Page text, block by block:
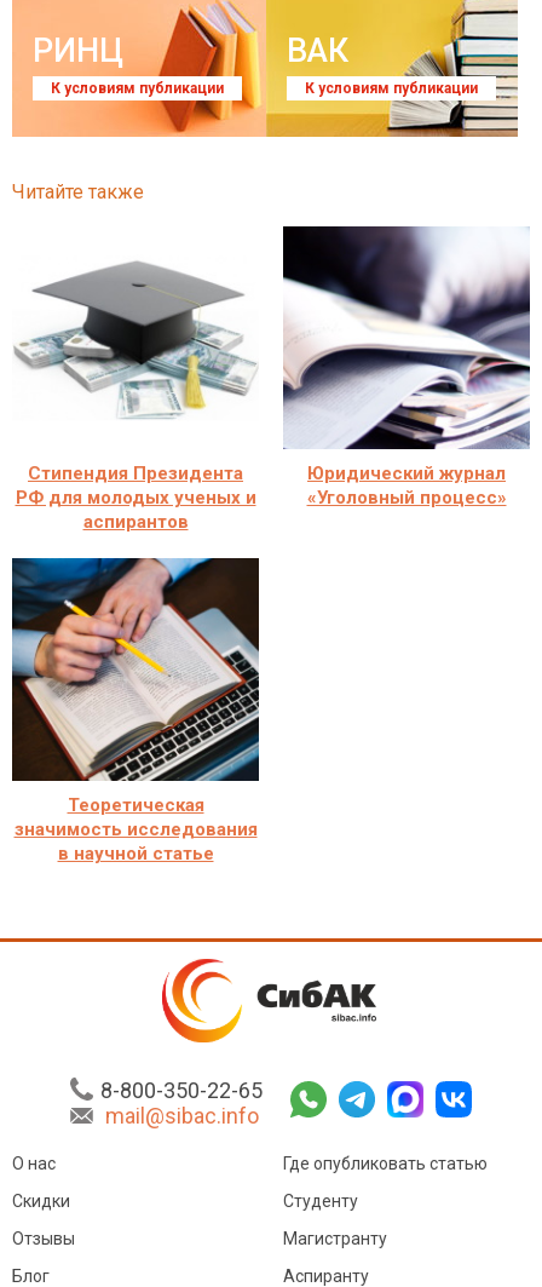
РИНЦ
К условиям публикации
ВАК
К условиям публикации
Читайте также
Стипендия Президента
РФ для молодых ученых и
аспирантов
Юридический журнал
«Уголовный процесс»
Теоретическая
значимость исследования
в научной статье
8-800-350-22-65
mail@sibac.info
О нас
Скидки
Отзывы
Блог
Где опубликовать статью
Студенту
Магистранту
Аспиранту